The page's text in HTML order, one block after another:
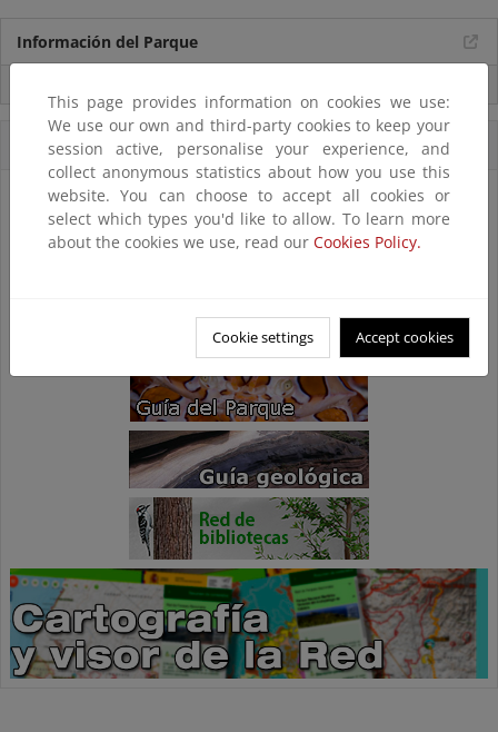
Información del Parque
Accesos Directos
This page provides information on cookies we use:
We use our own and third-party cookies to keep your
session active, personalise your experience, and
collect anonymous statistics about how you use this
website. You can choose to accept all cookies or
select which types you'd like to allow. To learn more
about the cookies we use, read our Cookies Policy.
Cookie settings Accept cookies